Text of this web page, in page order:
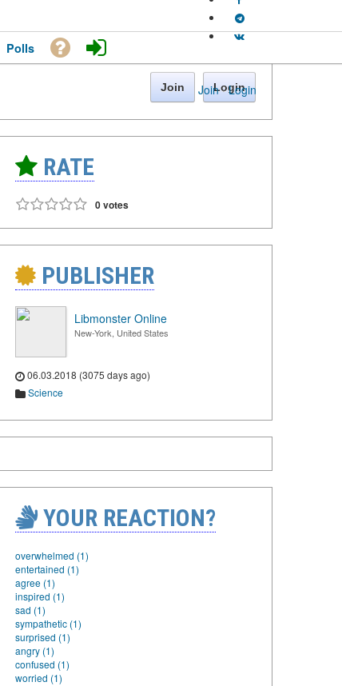
Join · Login
Polls
Join Login
RATE
0 votes
PUBLISHER
Libmonster Online
New-York, United States
06.03.2018 (3075 days ago)
Science
YOUR REACTION?
overwhelmed (1)
entertained (1)
agree (1)
inspired (1)
sad (1)
sympathetic (1)
surprised (1)
angry (1)
confused (1)
worried (1)